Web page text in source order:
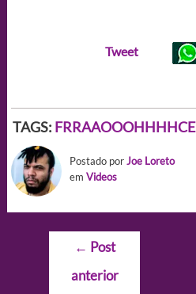
Tweet
TAGS: FRRAAOOOHHHHCE
Postado porJoe Loreto
em Videos
Navegação
Post
← Post
anterior